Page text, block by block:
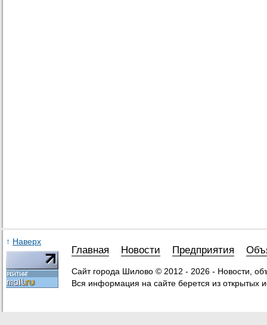
↑ Наверх
Главная Новости Предприятия
Сайт города Шилово © 2012 - 2026 - Новости,
Вся информация на сайте берется из открытых